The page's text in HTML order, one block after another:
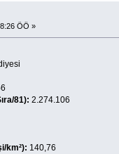
ÖÖ »
81): 2.274.106
km²): 140,76